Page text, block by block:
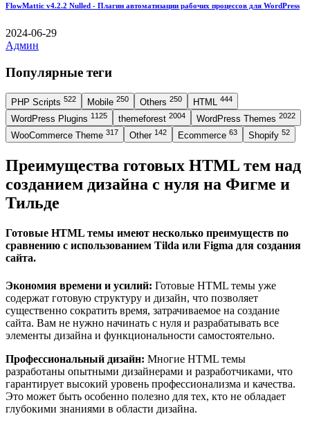
FlowMattic v4.2.2 Nulled - Плагин автоматизации рабочих процессов для WordPress
2024-06-29
Админ
Популярные теги
PHP Scripts 522 Mobile 250 Others 250 HTML 444
WordPress Plugins 1125 themeforest 2004 WordPress Themes 2022
WooCommerce Theme 317 Other 142 Ecommerce 63 Shopify 52
Преимущества готовых HTML тем над
созданием дизайна с нуля на Фигме и
Тильде
Готовые HTML темы имеют несколько преимуществ по
сравнению с использованием Tilda или Figma для создания
сайта.
Экономия времени и усилий: Готовые HTML темы уже
содержат готовую структуру и дизайн, что позволяет
существенно сократить время, затрачиваемое на создание
сайта. Вам не нужно начинать с нуля и разрабатывать все
элементы дизайна и функциональности самостоятельно.
Профессиональный дизайн: Многие HTML темы
разработаны опытными дизайнерами и разработчиками, что
гарантирует высокий уровень профессионализма и качества.
Это может быть особенно полезно для тех, кто не обладает
глубокими знаниями в области дизайна.